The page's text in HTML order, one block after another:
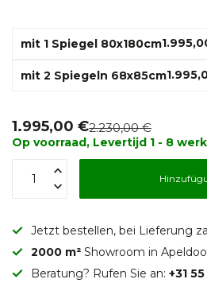
mit 1 Spiegel 80x180cm
mit 2 Spiegeln 68x85cm
1.995,00 €2.230,00 €
Op voorraad, Levertijd 1 - 8
Jetzt bestellen, bei Lieferung
2000 m² Showroom in
Beratung? Rufen Sie an: +31